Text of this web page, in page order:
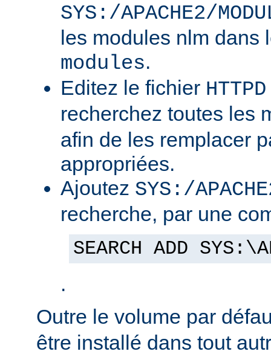
SYS:/APACHE2/
les modules nlm dans
modules.
Editez le fichier
recherchez toutes les
afin de les remplacer
appropriées.
Ajoutez SYS:/
recherche, par une
SEARCH ADD
.
Outre le volume par
être installé dans tout